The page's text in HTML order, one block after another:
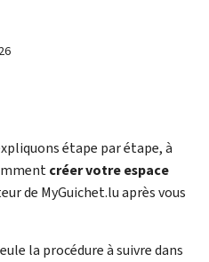
étape par étape, à
créer votre espace
de MyGuichet.lu après vous
la procédure à suivre dans